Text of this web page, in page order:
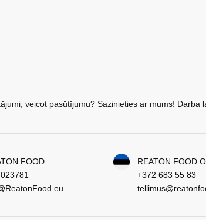
veicot pasūtījumu? Sazinieties ar mums! Darba
FOOD
REATON FOOD
+372 683 55 83